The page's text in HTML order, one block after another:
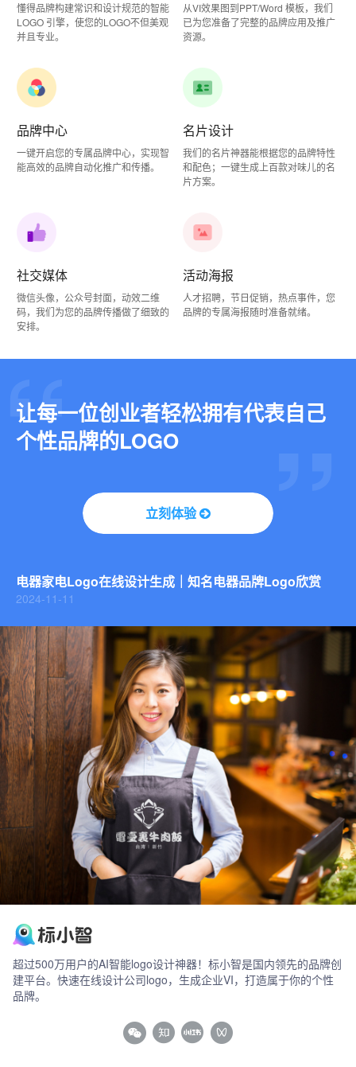
懂得品牌构建常识和设计规范的智能
LOGO 引擎，使您的LOGO不但美观
并且专业。
从VI效果图到PPT/Word 模板，我们
已为您准备了完整的品牌应用及推广
资源。
品牌中心
一键开启您的专属品牌中心，实现智
能高效的品牌自动化推广和传播。
名片设计
我们的名片神器能根据您的品牌特性
和配色；一键生成上百款对味儿的名
片方案。
社交媒体
微信头像，公众号封面，动效二维
码，我们为您的品牌传播做了细致的
安排。
活动海报
人才招聘，节日促销，热点事件，您
品牌的专属海报随时准备就绪。
让每一位创业者轻松拥有代表自己
个性品牌的LOGO
立刻体验
库迪咖啡Logo品牌升级，咖啡Logo设计还能这么创意！
电器家电Logo在线设计生成｜知名电器品牌Logo欣赏
2024-11-11
2024-10-24
3步在线生成动态LOGO：让你的品牌“活”起来
2025-02-25
超过500万用户的AI智能logo设计神器！标小智是国内领先的品牌创
建平台。快速在线设计公司logo，生成企业VI，打造属于你的个性
品牌。